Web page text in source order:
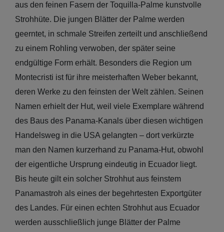
Sale: Caps
Sale:
Baseball
Caps
Sale: Army
Caps
Sale:
aus den feinen Fasern der Toquilla-Palme kunstvolle
Strohhüte. Die jungen Blätter der Palme werden
geerntet, in schmale Streifen zerteilt und anschließend
zu einem Rohling verwoben, der später seine
endgültige Form erhält. Besonders die Region um
Montecristi ist für ihre meisterhaften Weber bekannt,
deren Werke zu den feinsten der Welt zählen. Seinen
Namen erhielt der Hut, weil viele Exemplare während
des Baus des Panama-Kanals über diesen wichtigen
Handelsweg in die USA gelangten – dort verkürzte
man den Namen kurzerhand zu Panama-Hut, obwohl
der eigentliche Ursprung eindeutig in Ecuador liegt.
Bis heute gilt ein solcher Strohhut aus feinstem
Panamastroh als eines der begehrtesten Exportgüter
des Landes. Für einen echten Strohhut aus Ecuador
werden ausschließlich junge Blätter der Palme